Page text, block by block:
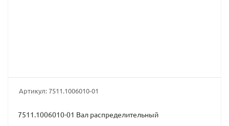
Артикул:7511.1006010-01
7511.1006010-01 Вал распределительный